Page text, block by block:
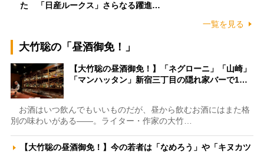
た 「日産ルークス」さらなる躍進…
一覧を見る
大竹聡の「昼酒御免！」
【大竹聡の昼酒御免！】「ネグローニ」「山崎」
「マンハッタン」新宿三丁目の隠れ家バーで1…
お酒はいつ飲んでもいいものだが、昼から飲むお酒にはまた格
別の味わいがある――。ライター・作家の大竹…
【大竹聡の昼酒御免！】今の若者は「なめろう」や「キヌカツ